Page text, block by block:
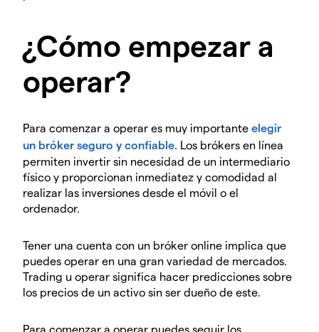
¿Cómo empezar a
operar?
Para comenzar a operar es muy importante elegir
un bróker seguro y confiable. Los brókers en línea
permiten invertir sin necesidad de un intermediario
físico y proporcionan inmediatez y comodidad al
realizar las inversiones desde el móvil o el
ordenador.
Tener una cuenta con un bróker online implica que
puedes operar en una gran variedad de mercados.
Trading u operar significa hacer predicciones sobre
los precios de un activo sin ser dueño de este.
Para comenzar a operar puedes seguir los